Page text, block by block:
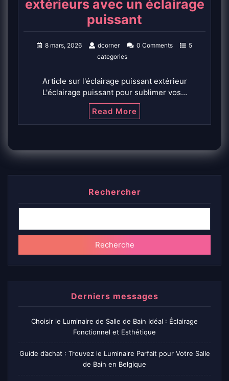
extérieurs avec un éclairage
puissant
8 mars, 2026 dcorner 0 Comments
5
categories
Article sur l'éclairage puissant extérieur
L'éclairage puissant pour sublimer vos…
Read More
Rechercher
Recherche
Derniers messages
Choisir le Luminaire de Salle de Bain Idéal : Éclairage
Fonctionnel et Esthétique
Guide d’achat : Trouvez le Luminaire Parfait pour Votre Salle
de Bain en Belgique